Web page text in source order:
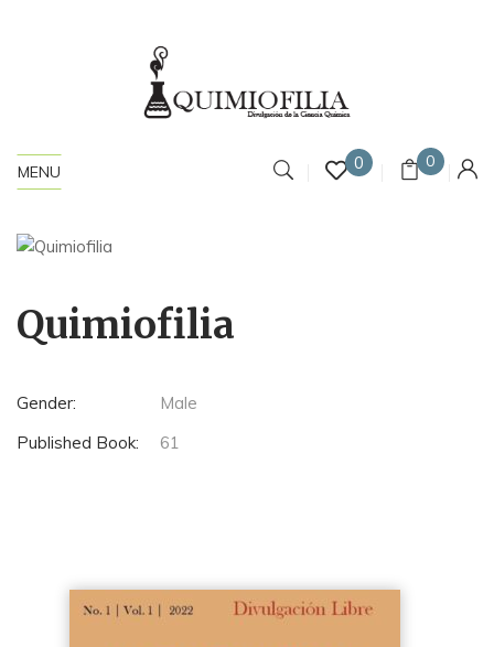
MENU 0 0
Quimiofilia
Gender:
Male
Published Book:
61